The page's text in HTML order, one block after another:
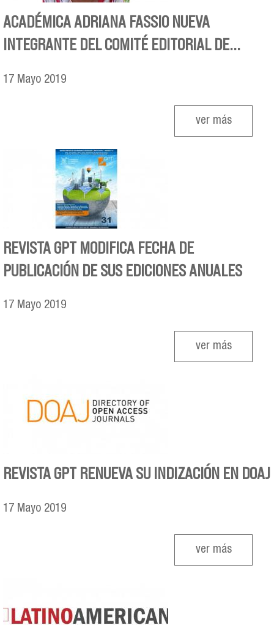
ACADÉMICA ADRIANA FASSIO NUEVA
INTEGRANTE DEL COMITÉ EDITORIAL DE...
17 Mayo 2019
ver más
REVISTA GPT MODIFICA FECHA DE
PUBLICACIÓN DE SUS EDICIONES ANUALES
17 Mayo 2019
ver más
REVISTA GPT RENUEVA SU INDIZACIÓN EN DOAJ
17 Mayo 2019
ver más